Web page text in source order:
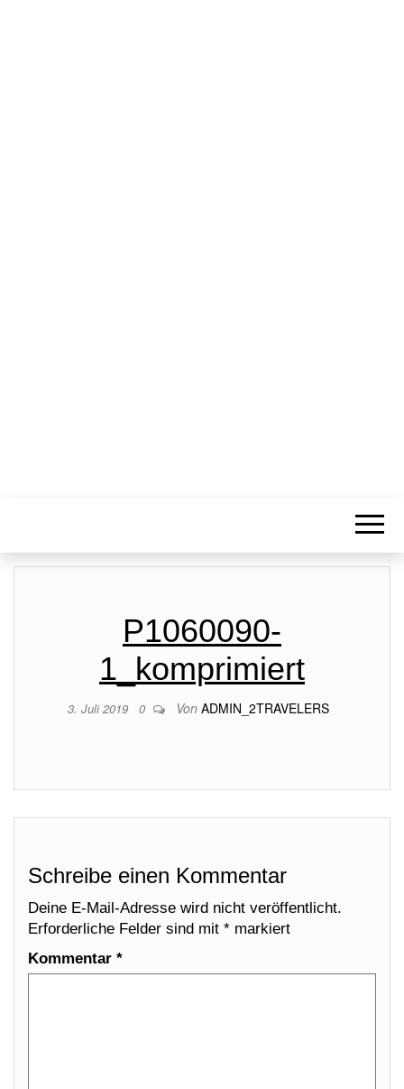
P1060090-
1_komprimiert
3. Juli 2019 0 Von ADMIN_2TRAVELERS
Schreibe einen Kommentar
Deine E-Mail-Adresse wird nicht veröffentlicht.
Erforderliche Felder sind mit * markiert
Kommentar *